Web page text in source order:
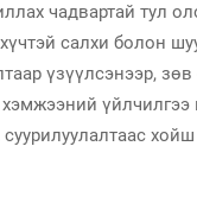
чадвартай тул
салхи болон
үзүүлсэнээр, зөв